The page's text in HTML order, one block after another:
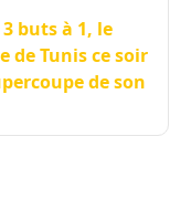
buts à 1, le
de Tunis ce soir
de son